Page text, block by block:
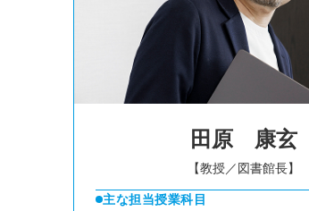
田原 康玄
【教授／図書館長】
主な担当授業科目